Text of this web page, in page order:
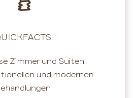
Zimmer und Suiten
und modernen